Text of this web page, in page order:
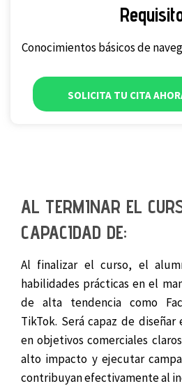
Conocimientos básicos de
SOLICITA TU CITA
AL TERMINAR EL
CAPACIDAD DE:
Al finalizar el curso, el
habilidades prácticas en el
de alta tendencia como
TikTok. Será capaz de diseñar
en objetivos comerciales
alto impacto y ejecutar
contribuyan efectivamente al